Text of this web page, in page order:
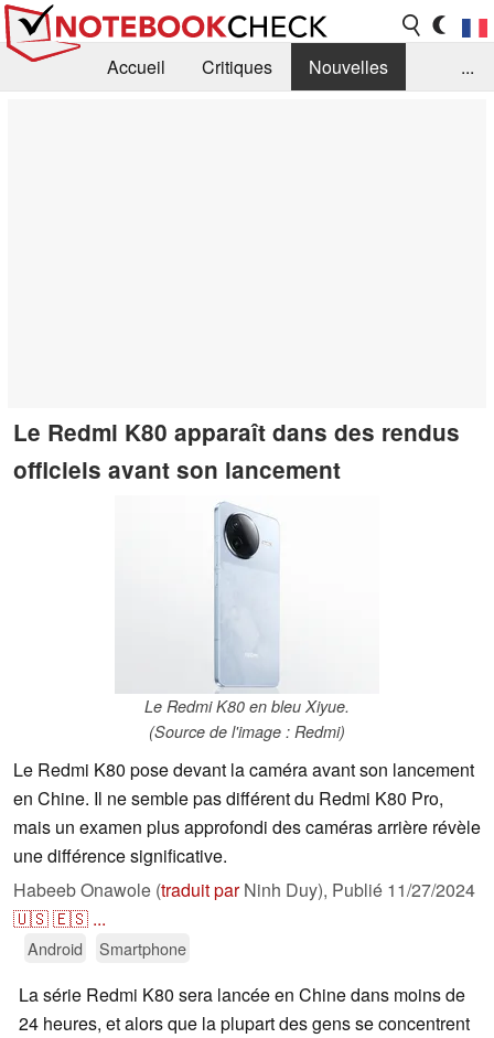
Accueil Critiques
Nouvelles
...
Le Redmi K80 apparaît dans des rendus
officiels avant son lancement
Le Redmi K80 en bleu Xiyue.
(Source de l'image : Redmi)
Le Redmi K80 pose devant la caméra avant son lancement
en Chine. Il ne semble pas différent du Redmi K80 Pro,
mais un examen plus approfondi des caméras arrière révèle
une différence significative.
Habeeb Onawole (traduit parNinh Duy), Publié 11/27/2024
🇺🇸🇪🇸 ...
Android Smartphone
La série Redmi K80 sera lancée en Chine dans moins de
24 heures, et alors que la plupart des gens se concentrent